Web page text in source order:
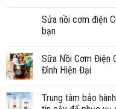
Sửa nồi cơm điện
bạn
Sữa Nồi Cơm Điện
Đình Hiện Đại
Trung tâm bảo